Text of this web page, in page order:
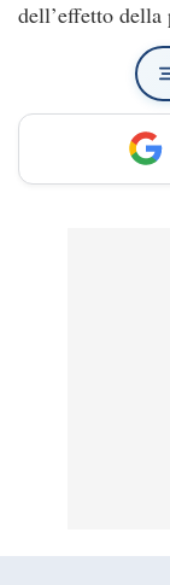
dell’effetto della